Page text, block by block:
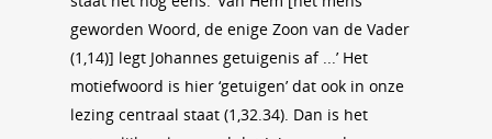
geworden Woord, de enige Zoon van de Vader
(1,14)] legt Johannes getuigenis af ...’ Het
motiefwoord is hier ‘getuigen’ dat ook in onze
lezing centraal staat (1,32.34). Dan is het